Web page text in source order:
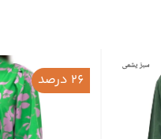
26 درصد